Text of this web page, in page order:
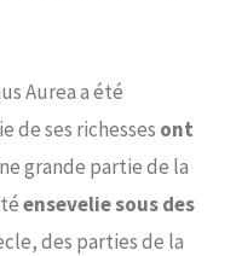
Aurea a été
de ses richesses ont
grande partie de la
ensevelie sous des
des parties de la